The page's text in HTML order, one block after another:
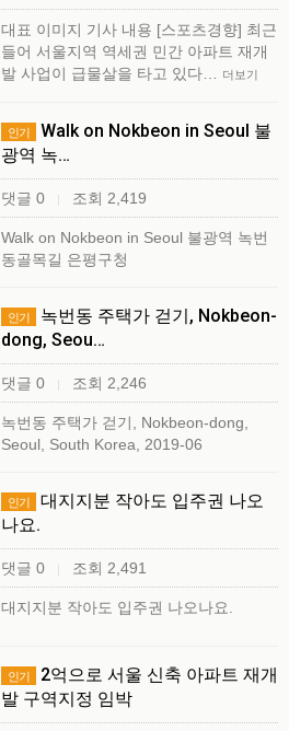
대표 이미지 기사 내용 [스포츠경향] 최근
들어 서울지역 역세권 민간 아파트 재개
발 사업이 급물살을 타고 있다…
더보기
인기
Walk on Nokbeon in Seoul 불
광역 녹…
댓글 0 | 조회 2,419
Walk on Nokbeon in Seoul 불광역 녹번
동골목길 은평구청
인기
녹번동 주택가 걷기, Nokbeon-
dong, Seou…
댓글 0 | 조회 2,246
녹번동 주택가 걷기, Nokbeon-dong,
Seoul, South Korea, 2019-06
인기
대지지분 작아도 입주권 나오
나요.
댓글 0 | 조회 2,491
대지지분 작아도 입주권 나오나요.
인기
2억으로 서울 신축 아파트 재개
발 구역지정 임박